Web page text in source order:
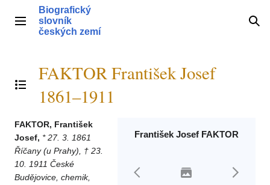
obsahHlavní menu
Biografický
slovník
českých zemí
Přepnout obsah
FAKTOR František Josef
1861–1911
František Josef FAKTOR
FAKTOR, František
Josef, * 27. 3. 1861
Říčany (u Prahy), † 23.
10. 1911 České
Budějovice, chemik,